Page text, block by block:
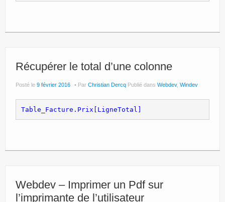
Récupérer le total d’une colonne
Posté le 9 février 2016 Par Christian Dercq Publié dans Webdev, Windev
Table_Facture.Prix [ LigneTotal ]
Webdev – Imprimer un Pdf sur
l’imprimante de l’utilisateur